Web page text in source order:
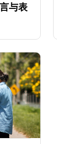
与表